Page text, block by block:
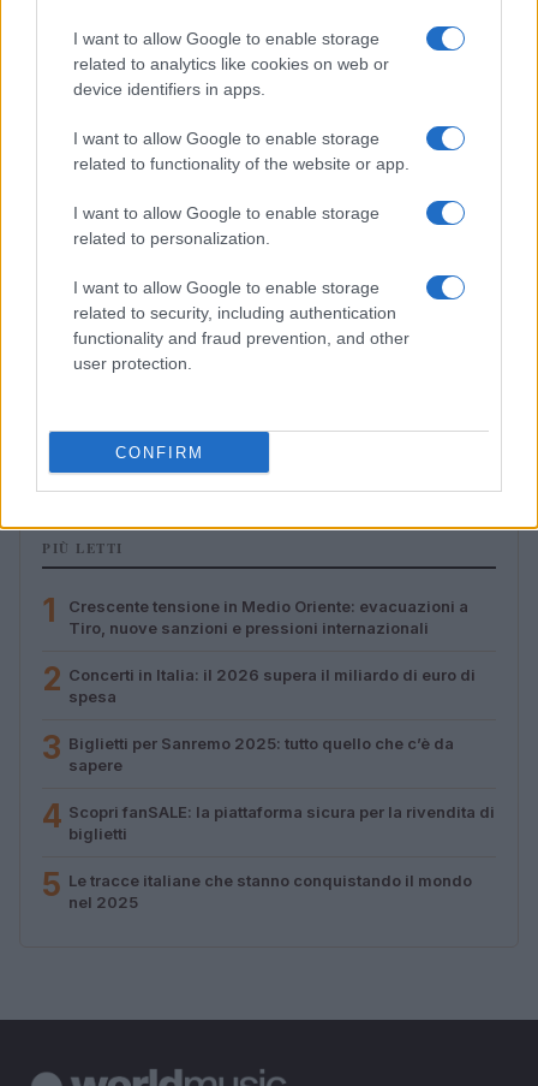
I want to allow Google to enable storage
related to analytics like cookies on web or
device identifiers in apps.
I want to allow Google to enable storage
related to functionality of the website or app.
I want to allow Google to enable storage
related to personalization.
I want to allow Google to enable storage
related to security, including authentication
functionality and fraud prevention, and other
user protection.
CONFIRM
NEWS
Letizia Fontana · 5 Ago 2026
PIÙ LETTI
1
Crescente tensione in Medio Oriente: evacuazioni a
Tiro, nuove sanzioni e pressioni internazionali
2 Concerti in Italia: il 2026 supera il miliardo di euro di
spesa
3 Biglietti per Sanremo 2025: tutto quello che c’è da
sapere
4 Scopri fanSALE: la piattaforma sicura per la rivendita di
biglietti
5 Le tracce italiane che stanno conquistando il mondo
nel 2025